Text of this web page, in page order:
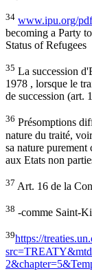
34 www.ipu.org/
becoming a Party
Status of Refugees
35 La succession
1978 , lorsque le
de succession (art.
36 Présomptions
nature du traité,
sa nature
aux Etats non
37 Art. 16 de la
38 -comme Saint-
39https://